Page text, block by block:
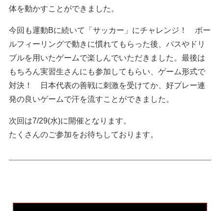
体を動かすことができました。
今回も運動Bに続いて「サッカー」にチャレンジ！ ボー
ルフィーリングで動きに慣れてもらった後、パスやドリ
ブルを用いたゲームで楽しんでいただきました。最後は
もちろん実習生さんにも参加してもらい、ゲーム形式で
対決！ 日本代表の善戦に刺激を受けてか、好プレー連
発の良いゲームで汗を流すことができました。
次回は7/29(水)に開催となります。
たくさんのご参加をお待ちしております。